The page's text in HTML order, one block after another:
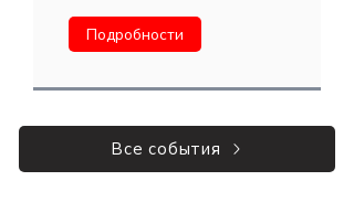
Подробности
Все события